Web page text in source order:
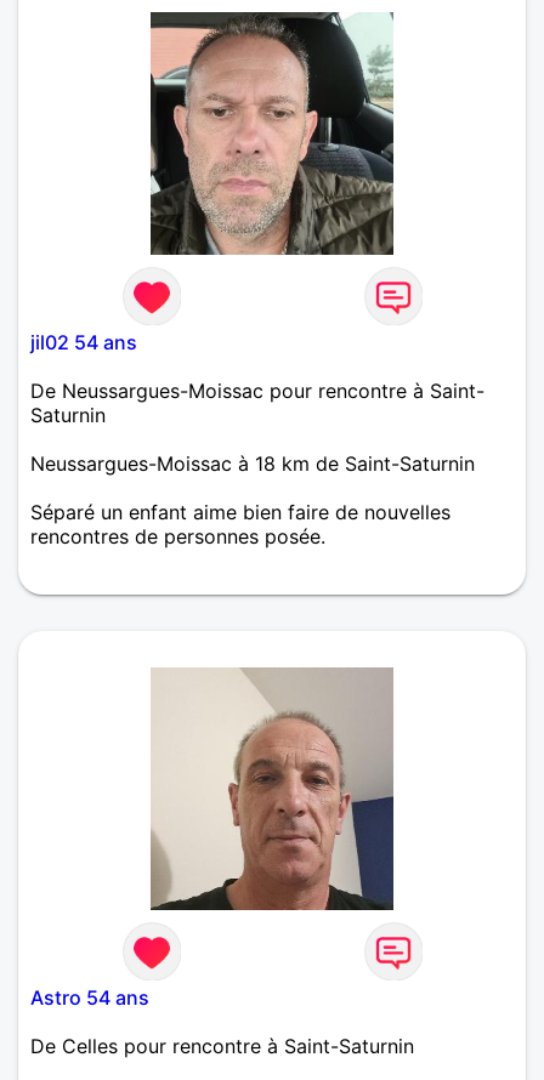
persone simple sincere fidele attentionee ni je bois
ni je fume j aime les ballades la nature le resto le vtt
visiter des regions la mer la montagne les lotos etc..
je recherche vraiment une relation serieuse et
durable j habite a neussargues. a tres bientot.
jil02 54 ans
De Neussargues-Moissac pour rencontre à Saint-
Saturnin
Neussargues-Moissac à 18 km de Saint-Saturnin
Séparé un enfant aime bien faire de nouvelles
rencontres de personnes posée.
Astro 54 ans
De Celles pour rencontre à Saint-Saturnin